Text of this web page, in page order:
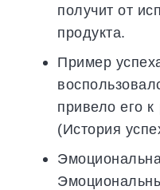
получит от
продукта.
Пример
привело его
(История